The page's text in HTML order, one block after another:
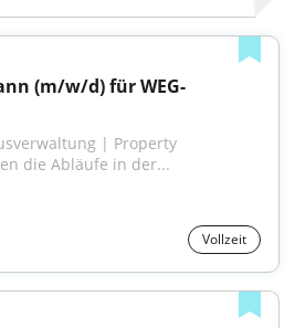
(m/w/d) für WEG-
| Property
die Abläufe in der...
Vollzeit